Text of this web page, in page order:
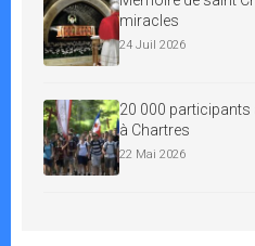
miracles
24 Juil 2026
20 000 participants
à Chartres
22 Mai 2026